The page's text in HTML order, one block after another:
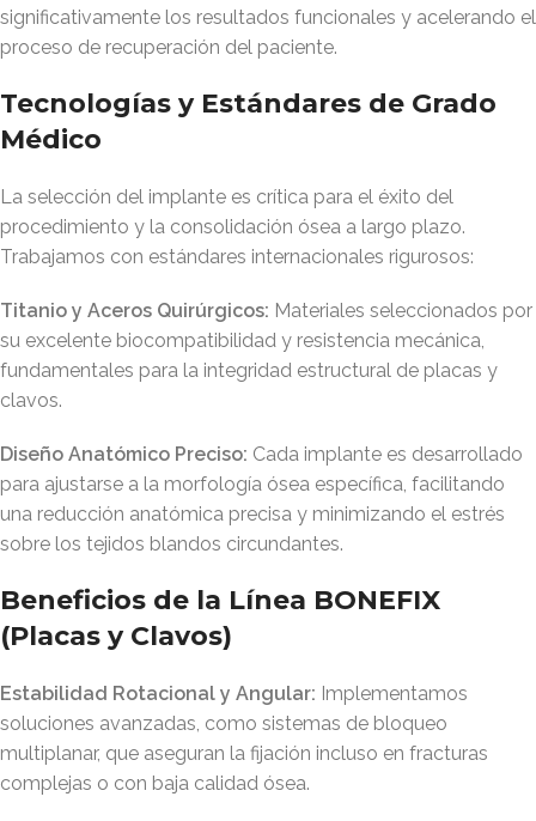
significativamente los resultados funcionales y acelerando el
proceso de recuperación del paciente.
Tecnologías y Estándares de Grado
Médico
La selección del implante es crítica para el éxito del
procedimiento y la consolidación ósea a largo plazo.
Trabajamos con estándares internacionales rigurosos:
Titanio y Aceros Quirúrgicos: Materiales seleccionados por
su excelente biocompatibilidad y resistencia mecánica,
fundamentales para la integridad estructural de placas y
clavos.
Diseño Anatómico Preciso: Cada implante es desarrollado
para ajustarse a la morfología ósea específica, facilitando
una reducción anatómica precisa y minimizando el estrés
sobre los tejidos blandos circundantes.
Beneficios de la Línea BONEFIX
(Placas y Clavos)
Estabilidad Rotacional y Angular: Implementamos
soluciones avanzadas, como sistemas de bloqueo
multiplanar, que aseguran la fijación incluso en fracturas
complejas o con baja calidad ósea.